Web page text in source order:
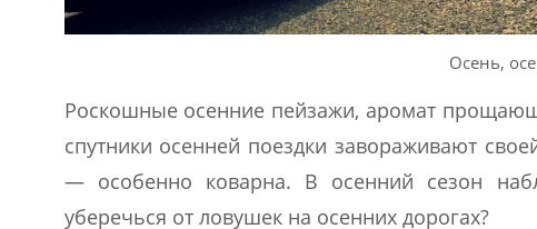
Осень,
Роскошные осенние пейзажи, аромат
спутники осенней поездки завораживают
— особенно коварна. В осенний сезон
уберечься от ловушек на осенних дорогах?